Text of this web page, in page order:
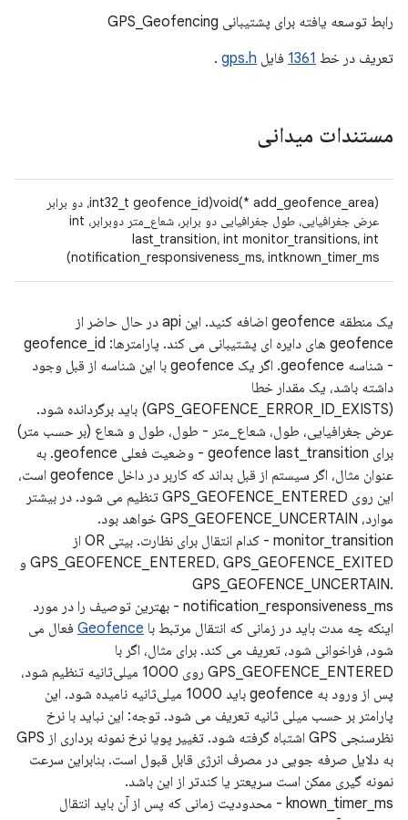
رابط توسعه یافته برای پشتیبانی GPS_Geofencing
تعریف در خط 1361 فایل gps.h
.
مستندات میدانی
void(* add_geofence_area)(int32_t geofence_id، دو برابر
عرض جغرافیایی، طول جغرافیایی دو برابر، شعاع_متر دوبرابر، int
last_transition، int monitor_transitions، int
notification_responsiveness_ms، intknown_timer_ms)
یک منطقه geofence اضافه کنید. این api در حال حاضر از
geofence های دایره ای پشتیبانی می کند. پارامترها: geofence_id
- شناسه geofence. اگر یک geofence با این شناسه از قبل وجود
داشته باشد، یک مقدار خطا
(GPS_GEOFENCE_ERROR_ID_EXISTS) باید برگردانده شود.
عرض جغرافیایی، طول، شعاع_متر - طول، طول و شعاع (بر حسب متر)
برای geofence last_transition - وضعیت فعلی geofence. به
عنوان مثال، اگر سیستم از قبل بداند که کاربر در داخل geofence است،
این روی GPS_GEOFENCE_ENTERED تنظیم می شود. در بیشتر
موارد، GPS_GEOFENCE_UNCERTAIN خواهد بود.
monitor_transition - کدام انتقال برای نظارت. بیتی OR از
GPS_GEOFENCE_ENTERED، GPS_GEOFENCE_EXITED و
GPS_GEOFENCE_UNCERTAIN.
notification_responsiveness_ms - بهترین توصیف را در مورد
اینکه چه مدت باید در زمانی که انتقال مرتبط با Geofence فعال می
شود، فراخوانی شود، تعریف می کند. برای مثال، اگر با
GPS_GEOFENCE_ENTERED روی 1000 میلی‌ثانیه تنظیم شود،
پس از ورود به geofence باید 1000 میلی‌ثانیه نامیده شود. این
پارامتر بر حسب میلی ثانیه تعریف می شود. توجه: این نباید با نرخ
نظرسنجی GPS اشتباه گرفته شود. تغییر پویا نرخ نمونه برداری از GPS
به دلایل صرفه جویی در مصرف انرژی قابل قبول است. بنابراین سرعت
نمونه گیری ممکن است سریعتر یا کندتر از این باشد.
known_timer_ms - محدودیت زمانی که پس از آن باید انتقال